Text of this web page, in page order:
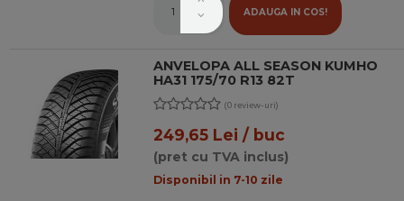
ADAUGA IN COS!
ANVELOPA ALL SEASON KUMHO
HA31 175/70 R13 82T
(0 review-uri)
249,65 Lei / buc
(pret cu TVA inclus)
Disponibil in 7-10 zile